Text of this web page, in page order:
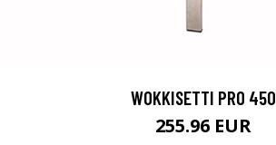
WOKKISETTI PRO 450
255.96 EUR